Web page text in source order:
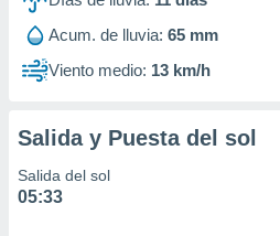
Acum. de lluvia: 65 mm
Viento medio: 13 km/h
Salida y Puesta del sol
Salida del sol
05:33